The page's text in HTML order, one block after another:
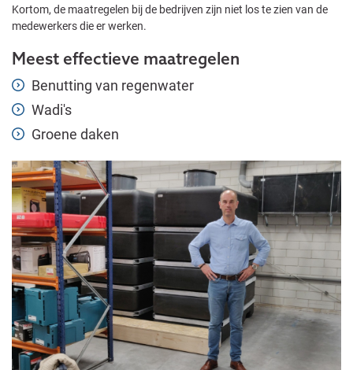
Kortom, de maatregelen bij de bedrijven zijn niet los te zien van de
medewerkers die er werken.
Meest effectieve maatregelen
Benutting van regenwater
Wadi's
Groene daken